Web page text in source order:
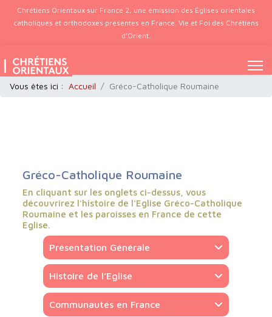
Chrétiens Orientaux sur France 2, une émission des Églises orientales
catholiques et orthodoxes présentes en France. Vie et Foi des Chrétiens
d’Orient.
Vous êtes ici : Accueil Gréco-Catholique Roumaine
Gréco-Catholique Roumaine
En cliquant sur les onglets ci-dessus, vous
découvrirez l'histoire de l'Eglise Gréco-Catholique
Roumaine et les paroisses en France de cette
Eglise.
Présentation Générale
Histoire de l’Eglise
Communautés en France